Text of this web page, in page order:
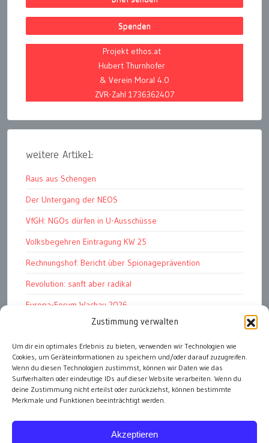
Zustimmung verwalten
Um dir ein optimales Erlebnis zu bieten, verwenden wir Technologien wie
Cookies, um Geräteinformationen zu speichern und/oder darauf zuzugreifen.
Wenn du diesen Technologien zustimmst, können wir Daten wie das
Surfverhalten oder eindeutige IDs auf dieser Website verarbeiten. Wenn du
deine Zustimmung nicht erteilst oder zurückziehst, können bestimmte
Merkmale und Funktionen beeinträchtigt werden.
Akzeptieren
Spenden
Projekt ethos.at
Hubert Thurnhofer
& Verein Moral 4.0
ZVR-Zahl 1736362407
weitere Artikel:
Raus aus Schengen
Der Untergang der NEOS
VfGH: NGOs dürfen in U-Ausschüsse
Volksbegehren Eintragung KW 25
Rechnungshof: Bericht über Spionageprävention
Revolution: sanft aber radikal
Europa-Forum Wachau 2026
Amnesty Report 2025/26
Attac kritisiert neues EU-Rüstungspaket
Ungarn ist demokratischer als Österreich
alle Artikel